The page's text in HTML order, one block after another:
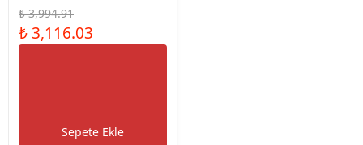
₺ 3,994.91
₺ 3,116.03
Sepete Ekle